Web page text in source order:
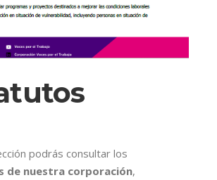
podrás consultar los
de nuestra corporación,